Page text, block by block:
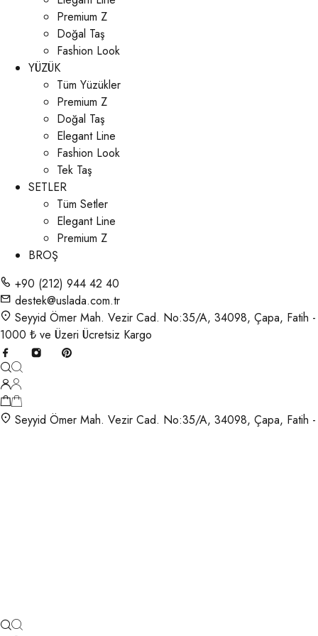
Premium Z
Doğal Taş
Fashion Look
YÜZÜK
Tüm Yüzükler
Premium Z
Doğal Taş
Elegant Line
Fashion Look
Tek Taş
SETLER
Tüm Setler
Elegant Line
Premium Z
BROŞ
+90 (212) 944 42 40
destek@uslada.com.tr
Seyyid Ömer Mah. Vezir Cad. No:35/A, 34098, Çapa, Fatih
1000 ₺ ve Üzeri Ücretsiz Kargo
Seyyid Ömer Mah. Vezir Cad. No:35/A, 34098, Çapa, Fatih